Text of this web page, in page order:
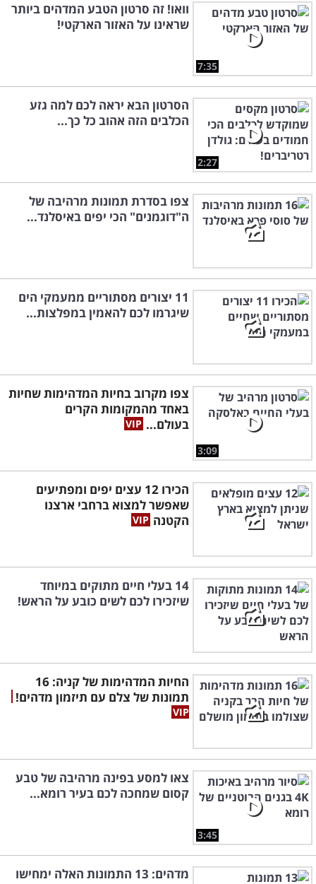
7:35
וואו! זה סרטון הטבע המדהים ביותר
שראינו על האזור הארקטי!
2:27
הסרטון הבא יראה לכם למה גזע
הכלבים הזה אהוב כל כך...
צפו בסדרת תמונות מרהיבה של
ה"דוגמנים" הכי יפים באיסלנד...
11 יצורים מסתוריים ממעמקי הים
שיגרמו לכם להאמין במפלצות...
3:09
צפו מקרוב בחיות המדהימות שחיות
באחד מהמקומות הקרים
בעולם...
הכירו 12 עצים יפים ומפתיעים
שאפשר למצוא ברחבי ארצנו
הקטנה
14 בעלי חיים מתוקים במיוחד
שיזכירו לכם לשים כובע על הראש!
החיות המדהימות של קניה: 16
תמונות של צלם עם תיזמון מדהים!
3:45
צאו למסע בפינה מרהיבה של טבע
קסום שמחכה לכם בעיר רומא...
מדהים: 13 התמונות האלה ימחישו